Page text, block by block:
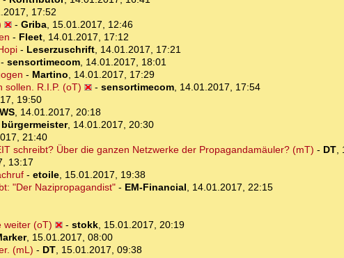
17:52
- Griba, 15.01.2017, 12:46
- Fleet, 14.01.2017, 17:12
- Leserzuschrift, 14.01.2017, 17:21
- sensortimecom, 14.01.2017, 18:01
- Martino, 14.01.2017, 17:29
sollen. R.I.P. (oT)
- sensortimecom, 14.01.2017, 17:54
19:50
, 14.01.2017, 20:18
bürgermeister, 14.01.2017, 20:30
21:40
schreibt? Über die ganzen Netzwerke der Propagandamäuler? (mT) - DT,
13:17
- etoile, 15.01.2017, 19:38
"Der Nazipropagandist"- EM-Financial, 14.01.2017, 22:15
weiter (oT)
- stokk, 15.01.2017, 20:19
, 15.01.2017, 08:00
(mL) - DT, 15.01.2017, 09:38